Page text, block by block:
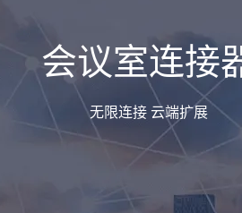
会议室连接
无限连接 云端扩展